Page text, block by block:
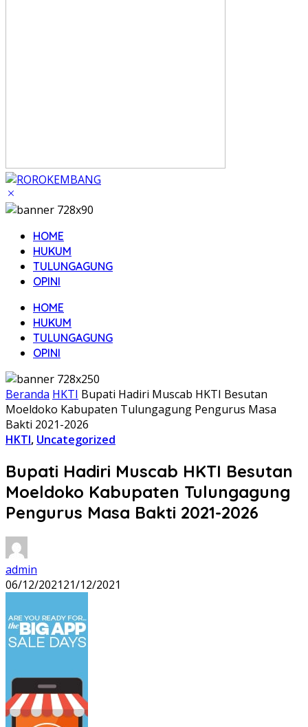
HOME
HUKUM
TULUNGAGUNG
OPINI
HOME
HUKUM
TULUNGAGUNG
OPINI
Beranda HKTI Bupati Hadiri Muscab HKTI Besutan
Moeldoko Kabupaten Tulungagung Pengurus Masa
Bakti 2021-2026
HKTI, Uncategorized
Bupati Hadiri Muscab HKTI Besutan
Moeldoko Kabupaten Tulungagung
Pengurus Masa Bakti 2021-2026
admin
06/12/202121/12/2021